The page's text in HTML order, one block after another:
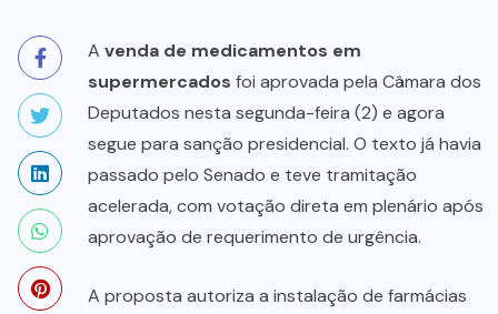
A venda de medicamentos em
supermercados foi aprovada pela Câmara dos
Deputados nesta segunda-feira (2) e agora
segue para sanção presidencial. O texto já havia
passado pelo Senado e teve tramitação
acelerada, com votação direta em plenário após
aprovação de requerimento de urgência.
A proposta autoriza a instalação de farmácias